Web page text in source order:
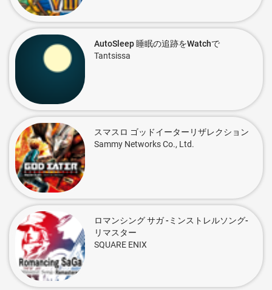
AutoSleep 睡眠の追跡をWatchで
Tantsissa
スマスロ ゴッドイーターリザレクション
Sammy Networks Co., Ltd.
ロマンシング サガ -ミンストレルソング-
リマスター
SQUARE ENIX